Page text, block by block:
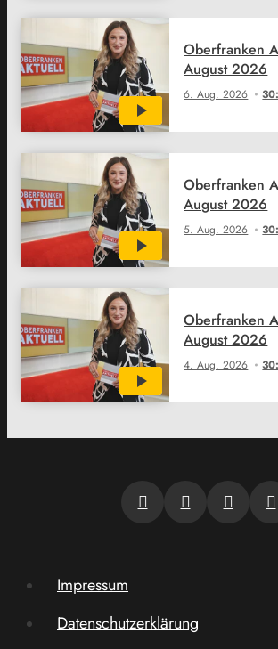
6. Aug. 2026
Oberfranken
August 2026
5. Aug. 2026
Oberfranken
August 2026
4. Aug. 2026
Oberfranken
August 2026
Impressum
Datenschutzerklärung